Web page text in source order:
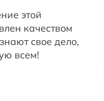
этой
качеством
свое дело,
всем!